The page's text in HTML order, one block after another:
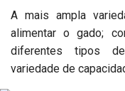
A mais ampla
alimentar o gado;
diferentes tipos de
variedade de